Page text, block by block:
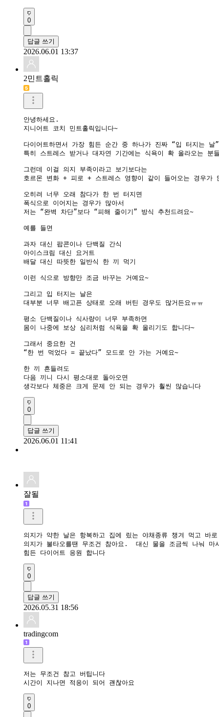
0
답글 쓰기
2026.06.01 13:37
2민트홀릭
안녕하세요.
지니어트 코치 민트홀릭입니다~
다이어트하면서 가장 힘든 순간 중 하나가 진짜 “입 터지는 날”
특히 스트레스 받거나 대자연 기간에는 식욕이 확 올라오는 분
그런데 이걸 의지 부족이라고 보기보다는
호르몬 변화 + 피로 + 스트레스 영향이 같이 들어오는 경우가
오히려 너무 오래 참다가 한 번 터지면
폭식으로 이어지는 경우가 많아서
저는 “완벽 차단”보다 “피해 줄이기” 방식 추천드려요~
예를 들면
과자 대신 팝콘이나 단백질 간식
아이스크림 대신 요거트
배달 대신 따뜻한 일반식 한 끼 먹기
이런 식으로 방향만 조금 바꾸는 거예요~
그리고 입 터지는 날은
대부분 너무 배고픈 상태로 오래 버틴 경우도 많거든요ㅠㅠ
평소 단백질이나 식사량이 너무 부족하면
몸이 나중에 보상 심리처럼 식욕을 확 올리기도 합니다~
그래서 중요한 건
“한 번 먹었다 = 끝났다” 모드로 안 가는 거예요~
한 끼 흔들려도
다음 끼니 다시 평소대로 돌아오면
생각보다 체중은 크게 문제 안 되는 경우가 훨씬 많습니다
0
답글 쓰기
2026.06.01 11:41
잘될
의지가 약한 날은 항복하고 집에 맀는 야채종류 챙겨 먹고
의지가 불타오를땐 무조건 참아요.  대신 물을 조금씩 나눠 마
힘든 다이어트 응원 합니다
0
답글 쓰기
2026.05.31 18:56
tradingcom
저는 무조건 참고 버팁니다
시간이 지나면 적응이 되어 괜찮아요
0